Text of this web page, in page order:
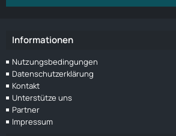
Informationen
Nutzungsbedingungen
Datenschutzerklärung
Kontakt
Unterstütze uns
Partner
Impressum